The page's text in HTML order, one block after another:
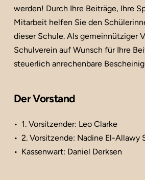
werden! Durch Ihre Beiträge, Ihre
Mitarbeit helfen Sie den
dieser Schule. Als gemeinnütziger
Schulverein auf Wunsch für Ihre
steuerlich anrechenbare
DerVorstand
1. Vorsitzender: Leo Clarke
2. Vorsitzende: Nadine El-Allawy
Kassenwart: Daniel Derksen